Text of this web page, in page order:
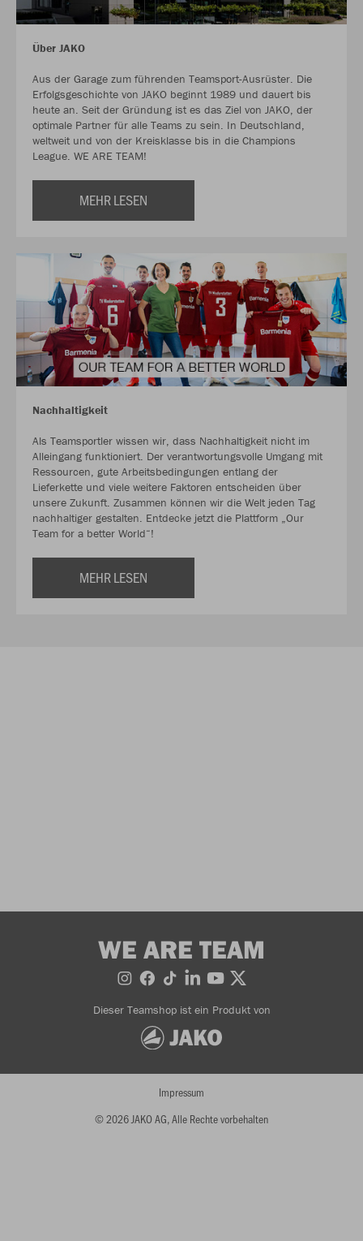
Über JAKO
Aus der Garage zum führenden Teamsport-Ausrüster. Die
Erfolgsgeschichte von JAKO beginnt 1989 und dauert bis
heute an. Seit der Gründung ist es das Ziel von JAKO, der
optimale Partner für alle Teams zu sein. In Deutschland,
weltweit und von der Kreisklasse bis in die Champions
League. WE ARE TEAM!
MEHR LESEN
Nachhaltigkeit
Als Teamsportler wissen wir, dass Nachhaltigkeit nicht im
Alleingang funktioniert. Der verantwortungsvolle Umgang mit
Ressourcen, gute Arbeitsbedingungen entlang der
Lieferkette und viele weitere Faktoren entscheiden über
unsere Zukunft. Zusammen können wir die Welt jeden Tag
nachhaltiger gestalten. Entdecke jetzt die Plattform „Our
Team for a better World“!
MEHR LESEN
WE ARE TEAM
Dieser Teamshop ist ein Produkt von
© 2026 JAKO AG, Alle Rechte vorbehalten
Impressum